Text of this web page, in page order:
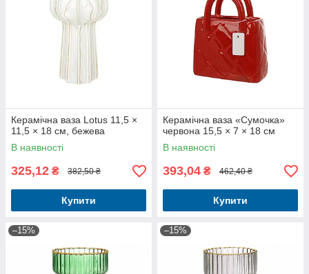
Керамічна ваза Lotus 11,5 ×
11,5 × 18 см, бежева
В наявності
325,12 ₴ 382,50 ₴
Купити
Керамічна ваза «Сумочка»
червона 15,5 × 7 × 18 см
В наявності
393,04 ₴ 462,40 ₴
Купити
–15% –15%